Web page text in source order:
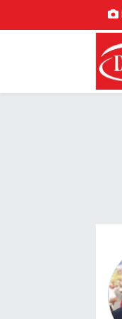
Hava Durumu
Trafik Durumu